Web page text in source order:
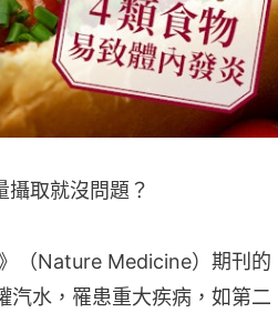
攝取就沒問題？
（Nature Medicine）期刊的
汽水，罹患重大疾病，如第二